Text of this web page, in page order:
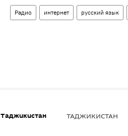
Радио интернет русский язык
Таджикистан ТАДЖИКИСТАН